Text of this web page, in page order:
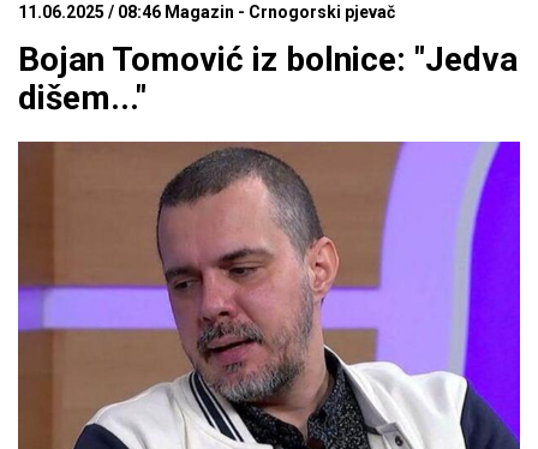
11.06.2025 / 08:46 Magazin - Crnogorski pjevač
Bojan Tomović iz bolnice: "Jedva
dišem..."